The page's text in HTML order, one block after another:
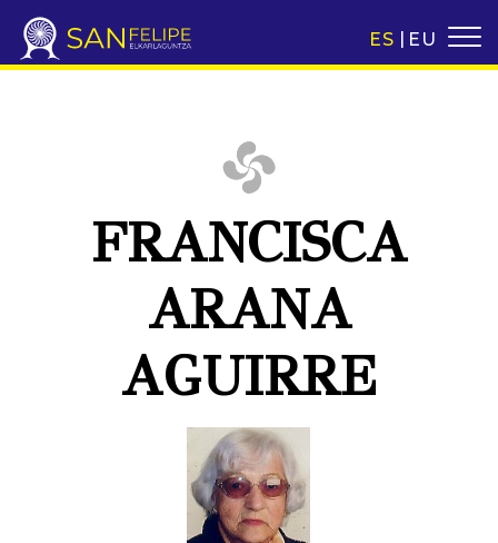
ES EU
FRANCISCA
ARANA
AGUIRRE